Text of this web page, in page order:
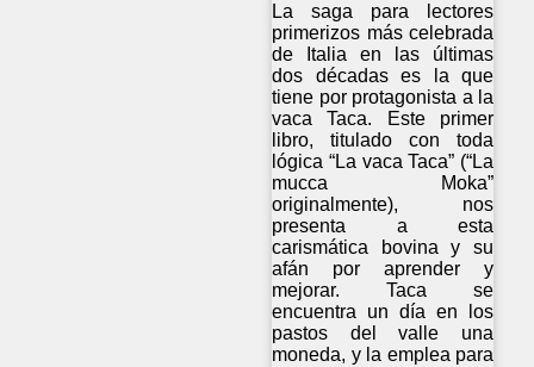
La saga para lectores
primerizos más celebrada
de Italia en las últimas
dos décadas es la que
tiene por protagonista a la
vaca Taca. Este primer
libro, titulado con toda
lógica “La vaca Taca” (“La
mucca Moka”
originalmente), nos
presenta a esta
carismática bovina y su
afán por aprender y
mejorar. Taca se
encuentra un día en los
pastos del valle una
moneda, y la emplea para